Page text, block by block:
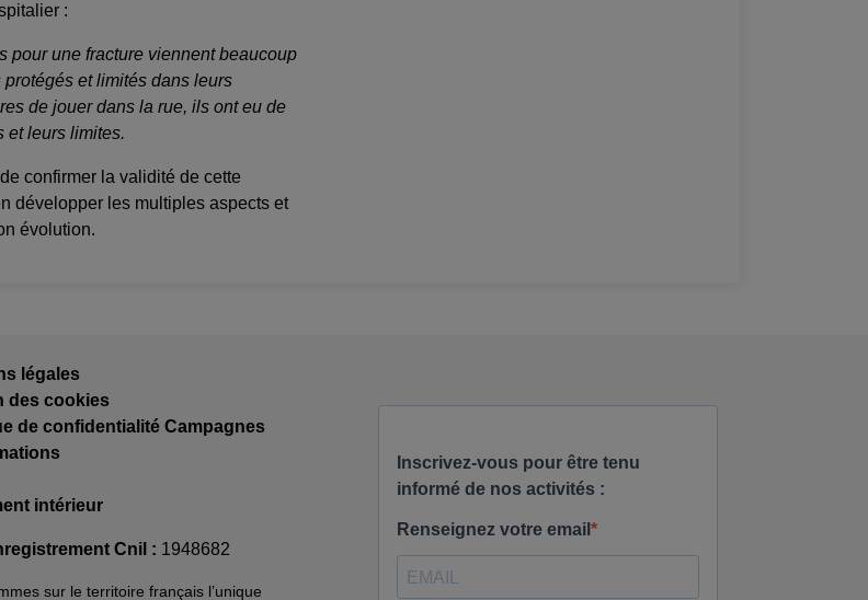
:
pour une fracture viennent beaucoup
et limités dans leurs
de jouer dans la rue, ils ont eu de
et leurs limites.
confirmer la validité de cette
développer les multiples aspects et
évolution.
légales
des cookies
de confidentialité Campagnes
intérieur
Cnil : 1948682
sur le territoire français l’unique